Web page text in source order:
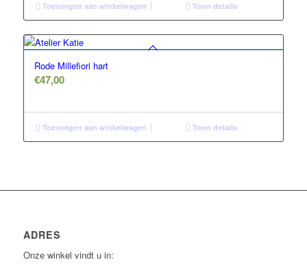
Toevoegen aan winkelwagen Toon details
Rode Millefiori hart
€47,00
Toevoegen aan winkelwagen Toon details
ADRES
Onze winkel vindt u in: